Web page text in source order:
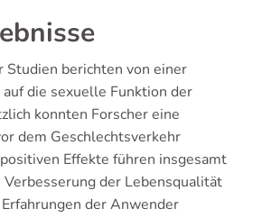
Studien berichten von einer
die sexuelle Funktion der
konnten Forscher eine
dem Geschlechtsverkehr
Effekte führen insgesamt
Verbesserung der Lebensqualität
der Anwender